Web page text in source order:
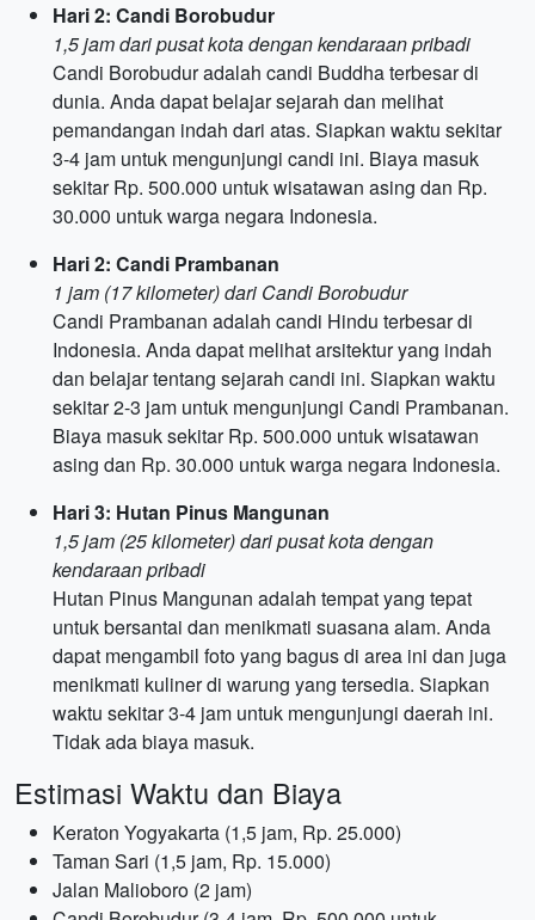
Hari 2: Candi Borobudur
1,5 jam dari pusat kota dengan kendaraan pribadi
Candi Borobudur adalah candi Buddha terbesar di
dunia. Anda dapat belajar sejarah dan melihat
pemandangan indah dari atas. Siapkan waktu sekitar
3-4 jam untuk mengunjungi candi ini. Biaya masuk
sekitar Rp. 500.000 untuk wisatawan asing dan Rp.
30.000 untuk warga negara Indonesia.
Hari 2: Candi Prambanan
1 jam (17 kilometer) dari Candi Borobudur
Candi Prambanan adalah candi Hindu terbesar di
Indonesia. Anda dapat melihat arsitektur yang indah
dan belajar tentang sejarah candi ini. Siapkan waktu
sekitar 2-3 jam untuk mengunjungi Candi Prambanan.
Biaya masuk sekitar Rp. 500.000 untuk wisatawan
asing dan Rp. 30.000 untuk warga negara Indonesia.
Hari 3: Hutan Pinus Mangunan
1,5 jam (25 kilometer) dari pusat kota dengan
kendaraan pribadi
Hutan Pinus Mangunan adalah tempat yang tepat
untuk bersantai dan menikmati suasana alam. Anda
dapat mengambil foto yang bagus di area ini dan juga
menikmati kuliner di warung yang tersedia. Siapkan
waktu sekitar 3-4 jam untuk mengunjungi daerah ini.
Tidak ada biaya masuk.
Estimasi Waktu dan Biaya
Keraton Yogyakarta (1,5 jam, Rp. 25.000)
Taman Sari (1,5 jam, Rp. 15.000)
Jalan Malioboro (2 jam)